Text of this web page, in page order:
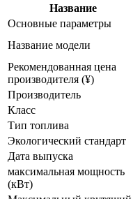
Название
Основные параметры
Название модели
Рекомендованная цена
производителя (¥)
Производитель
Класс
Тип топлива
Экологический стандарт
Дата выпуска
максимальная мощность
(кВт)